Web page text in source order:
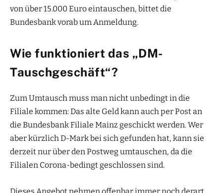
von über 15.000 Euro eintauschen, bittet die
Bundesbank vorab um Anmeldung.
Wie funktioniert das „DM-
Tauschgeschäft“?
Zum Umtausch muss man nicht unbedingt in die
Filiale kommen: Das alte Geld kann auch per Post an
die Bundesbank Filiale Mainz geschickt werden. Wer
aber kürzlich D-Mark bei sich gefunden hat, kann sie
derzeit nur über den Postweg umtauschen, da die
Filialen Corona-bedingt geschlossen sind.